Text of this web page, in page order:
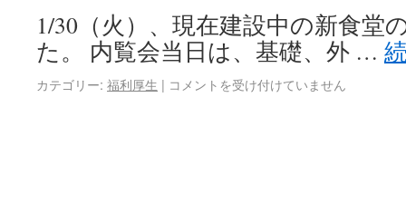
1/30（火）、現在建設中の新食堂
た。 内覧会当日は、基礎、外 …
カテゴリー: 福利厚生 | コメントを受け付けていません